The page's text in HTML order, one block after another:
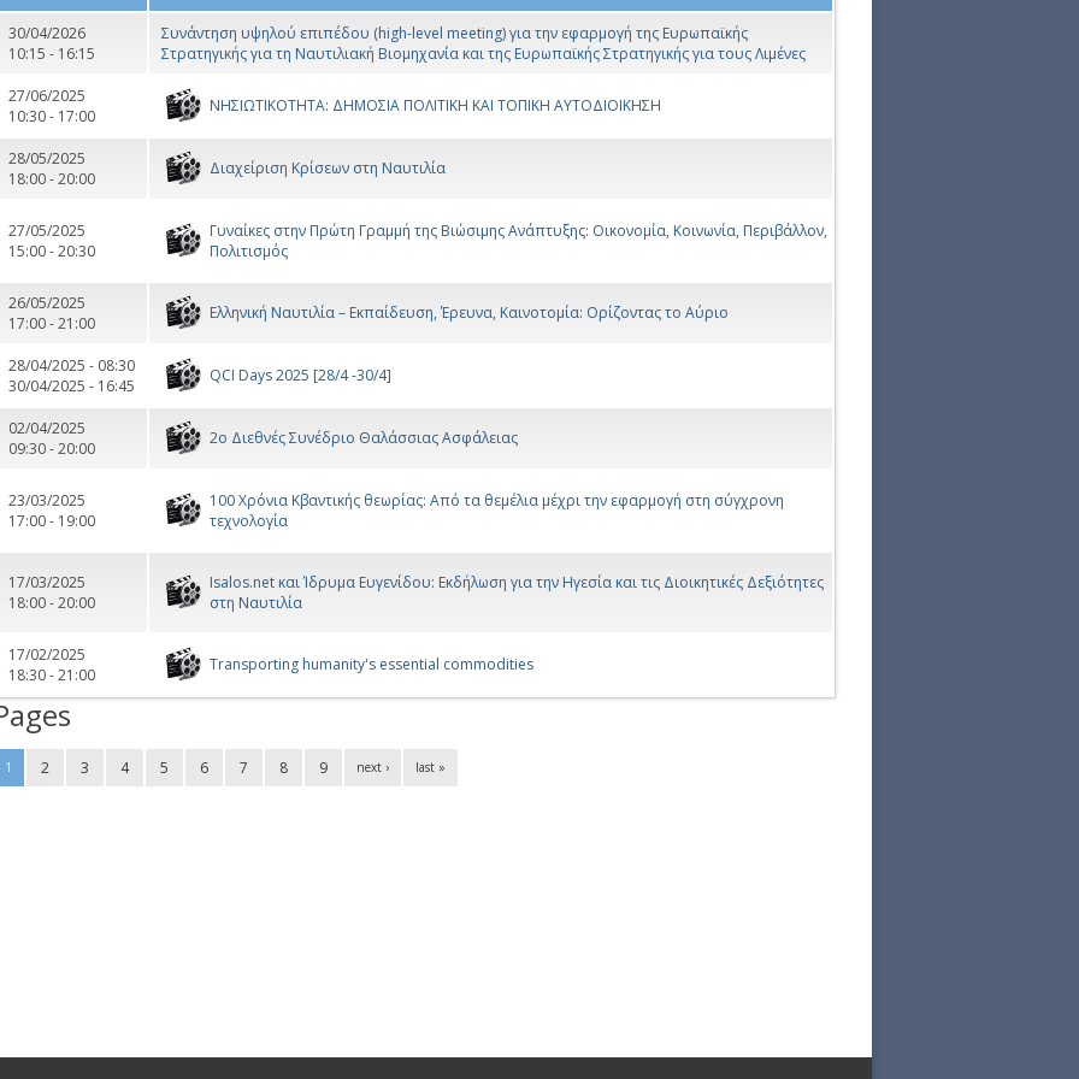
30/04/2026
10:15 - 16:15
Συνάντηση υψηλού επιπέδου (high-level meeting) για την εφαρμογή της Ευρωπαϊκής
Στρατηγικής για τη Ναυτιλιακή Βιομηχανία και της Ευρωπαϊκής Στρατηγικής για τους Λιμένες
27/06/2025
10:30 - 17:00
ΝΗΣΙΩΤΙΚΟΤΗΤΑ: ΔΗΜΟΣΙΑ ΠΟΛΙΤΙΚΗ ΚΑΙ ΤΟΠΙΚΗ ΑΥΤΟΔΙΟΙΚΗΣΗ
28/05/2025
18:00 - 20:00
Διαχείριση Κρίσεων στη Ναυτιλία
27/05/2025
15:00 - 20:30
Γυναίκες στην Πρώτη Γραμμή της Βιώσιμης Ανάπτυξης: Οικονομία, Κοινωνία, Περιβάλλον,
Πολιτισμός
26/05/2025
17:00 - 21:00
Ελληνική Ναυτιλία – Εκπαίδευση, Έρευνα, Καινοτομία: Ορίζοντας το Αύριο
28/04/2025 - 08:30
30/04/2025 - 16:45
QCI Days 2025 [28/4 -30/4]
02/04/2025
09:30 - 20:00
2ο Διεθνές Συνέδριο Θαλάσσιας Ασφάλειας
23/03/2025
17:00 - 19:00
100 Χρόνια Κβαντικής θεωρίας: Από τα θεμέλια μέχρι την εφαρμογή στη σύγχρονη
τεχνολογία
17/03/2025
18:00 - 20:00
Isalos.net και Ίδρυμα Ευγενίδου: Εκδήλωση για την Ηγεσία και τις Διοικητικές Δεξιότητες
στη Ναυτιλία
17/02/2025
18:30 - 21:00
Transporting humanity's essential commodities
1 2 3 4 5 6 7 8 9 next › last »